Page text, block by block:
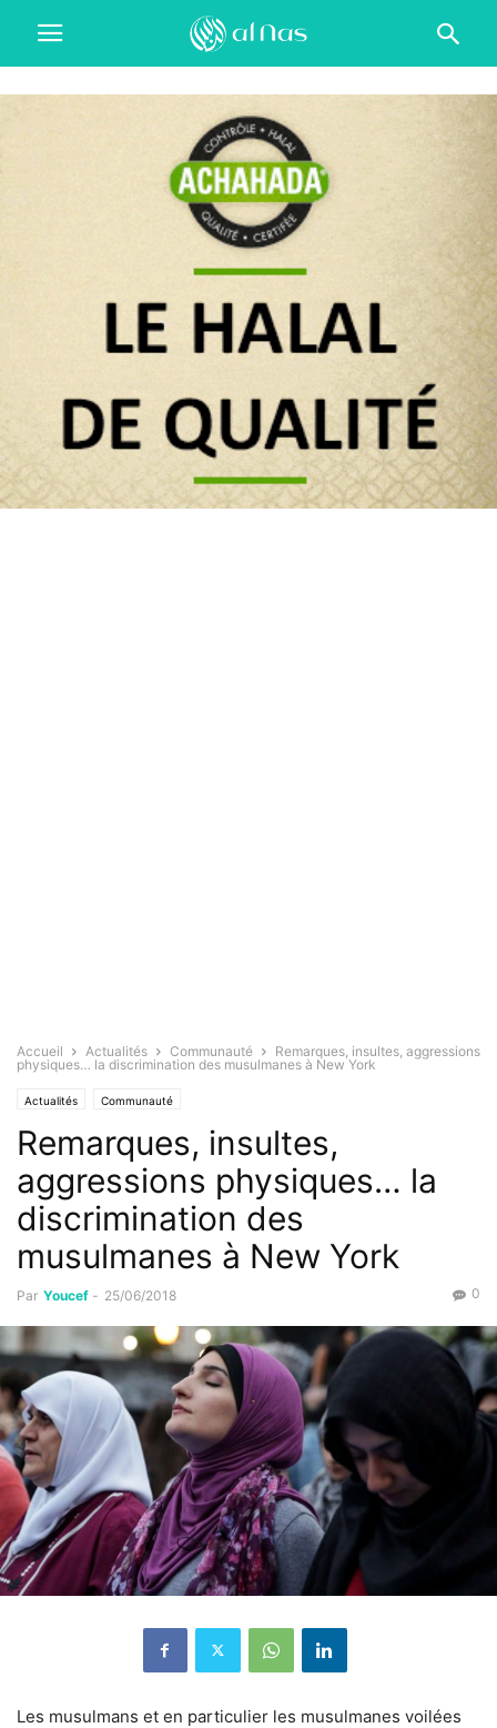
Accueil Actualités Communauté
Remarques, insultes, aggressions
physiques… la discrimination des musulmanes à New York
Actualités Communauté
Remarques, insultes,
aggressions physiques… la
discrimination des
musulmanes à New York
Par Youcef - 25/06/2018 0
Les musulmans et en particulier les musulmanes voilées